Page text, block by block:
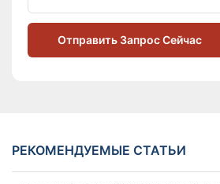
Отправить Запрос Сейчас
РЕКОМЕНДУЕМЫЕ СТАТЬИ